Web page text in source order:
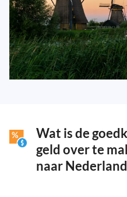
Wat is de
geld over te
naar